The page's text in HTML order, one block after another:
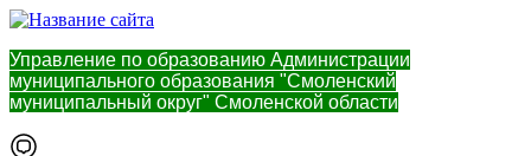
Управление по образованию Администрации
муниципального образования "Смоленский
муниципальный округ" Смоленской области